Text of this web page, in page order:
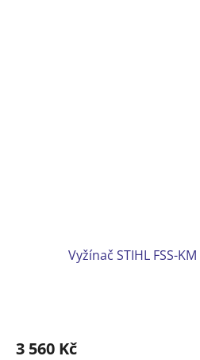
Vyžínač STIHL FSS-
3 560 Kč